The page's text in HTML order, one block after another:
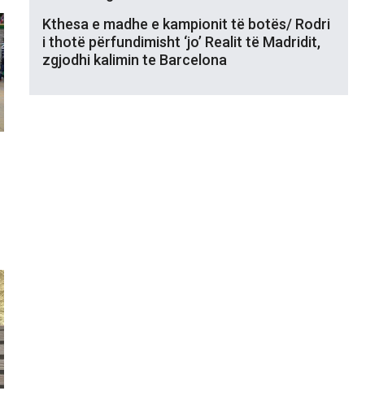
Kthesa e madhe e kampionit të botës/ Rodri
i thotë përfundimisht ‘jo’ Realit të Madridit,
zgjodhi kalimin te Barcelona